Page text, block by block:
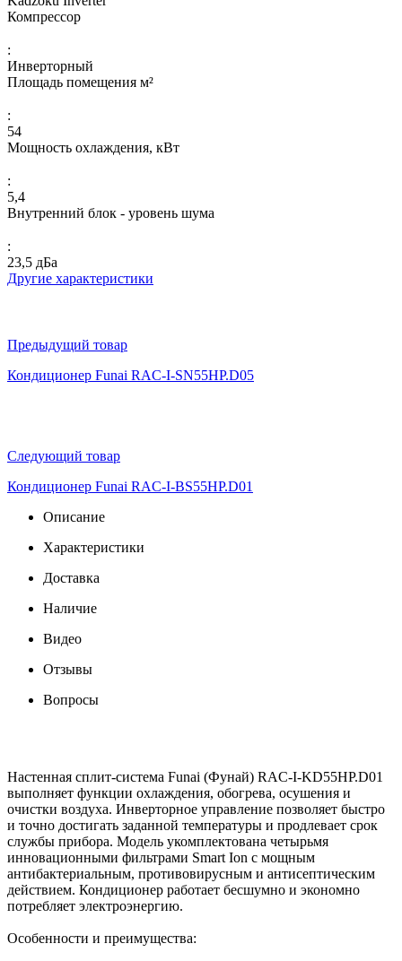
Компрессор
:
Инверторный
Площадь помещения м²
:
54
Мощность охлаждения, кВт
:
5,4
Внутренний блок - уровень шума
:
23,5 дБа
Другие характеристики
Предыдущий товар
Кондиционер Funai RAC-I-SN55HP.D05
Следующий товар
Кондиционер Funai RAC-I-BS55HP.D01
Описание
Характеристики
Доставка
Наличие
Видео
Отзывы
Вопросы
Настенная сплит-система Funai (Фунай) RAC-I-KD55HP.D01
выполняет функции охлаждения, обогрева, осушения и
очистки воздуха. Инверторное управление позволяет быстро
и точно достигать заданной температуры и продлевает срок
службы прибора. Модель укомплектована четырьмя
инновационными фильтрами Smart Ion с мощным
антибактериальным, противовирусным и антисептическим
действием. Кондиционер работает бесшумно и экономно
потребляет электроэнергию.
Особенности и преимущества: